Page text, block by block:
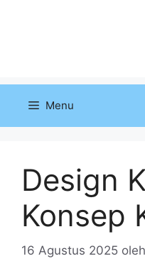
Menu
Design
Konsep
16 Agustus 2025 oleh